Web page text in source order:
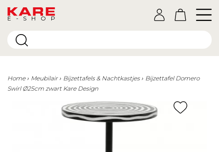
E-SHOP
Home Meubilair Bijzettafels & Nachtkastjes
Bijzettafel Domero
Swirl Ø25cm zwart Kare Design